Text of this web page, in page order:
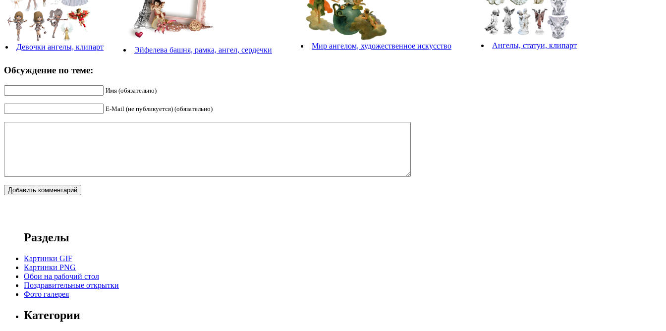
Девочки ангелы, клипарт Эйфелева башня, рамка, ангел, сердечки Мир ангелом, художественное искусство Ангелы, статуи, клипарт
Обсуждение по теме:
Имя (обязательно)
E-Mail (не публикуется) (обязательно)
Разделы
Картинки GIF
Картинки PNG
Обои на рабочий стол
Поздравительные открытки
Фото галерея
Категории